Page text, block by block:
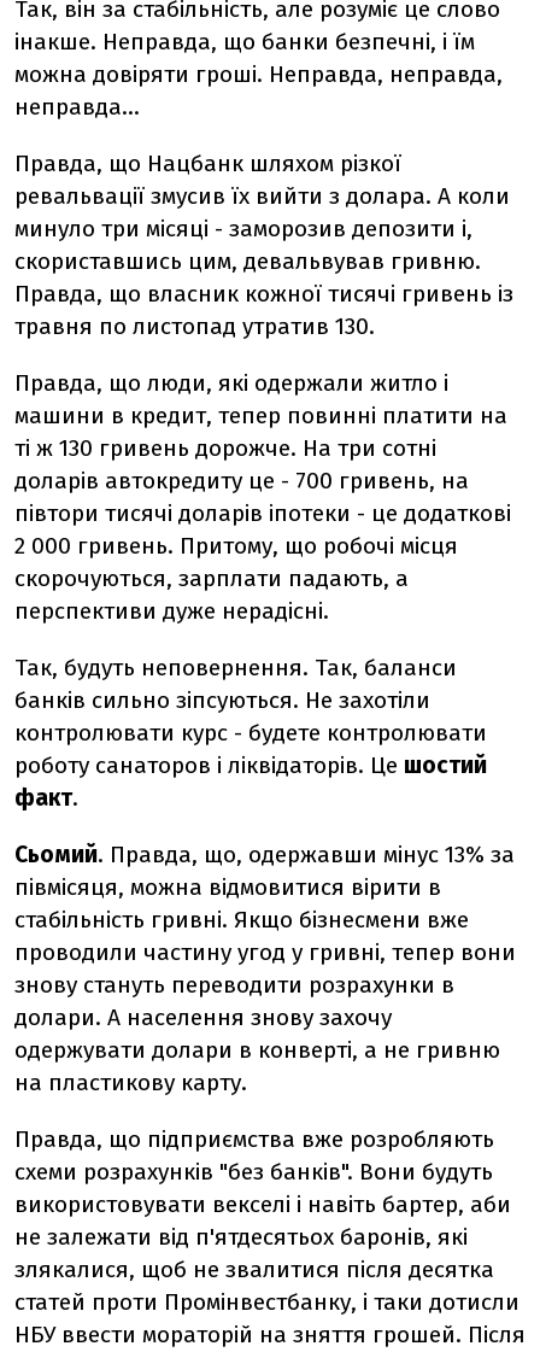
Так, він за стабільність, але розуміє це слово
інакше. Неправда, що банки безпечні, і їм
можна довіряти гроші. Неправда, неправда,
неправда...
Правда, що Нацбанк шляхом різкої
ревальвації змусив їх вийти з долара. А коли
минуло три місяці - заморозив депозити і,
скориставшись цим, девальвував гривню.
Правда, що власник кожної тисячі гривень із
травня по листопад утратив 130.
Правда, що люди, які одержали житло і
машини в кредит, тепер повинні платити на
ті ж 130 гривень дорожче. На три сотні
доларів автокредиту це - 700 гривень, на
півтори тисячі доларів іпотеки - це додаткові
2 000 гривень. Притому, що робочі місця
скорочуються, зарплати падають, а
перспективи дуже нерадісні.
Так, будуть неповернення. Так, баланси
банків сильно зіпсуються. Не захотіли
контролювати курс - будете контролювати
роботу санаторов і ліквідаторів. Це шостий
факт.
Сьомий. Правда, що, одержавши мінус 13% за
півмісяця, можна відмовитися вірити в
стабільність гривні. Якщо бізнесмени вже
проводили частину угод у гривні, тепер вони
знову стануть переводити розрахунки в
долари. А населення знову захочу
одержувати долари в конверті, а не гривню
на пластикову карту.
Правда, що підприємства вже розробляють
схеми розрахунків "без банків". Вони будуть
використовувати векселі і навіть бартер, аби
не залежати від п'ятдесятьох баронів, які
злякалися, щоб не звалитися після десятка
статей проти Промінвестбанку, і таки дотисли
НБУ ввести мораторій на зняття грошей. Після